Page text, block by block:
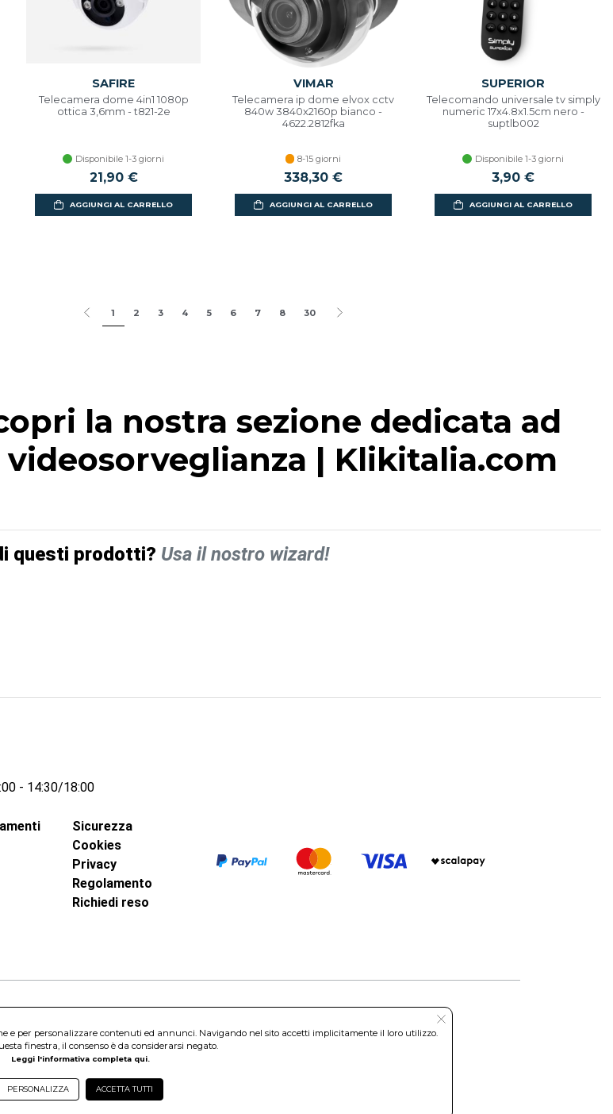
SAFIRE
Telecamera dome 4in1 1080p
ottica 3,6mm - t821-2e
Disponibile 1-3 giorni
21,90 €
AGGIUNGI AL CARRELLO
VIMAR
Telecamera ip dome elvox cctv
840w 3840x2160p bianco -
4622.2812fka
8-15 giorni
338,30 €
AGGIUNGI AL CARRELLO
SUPERIOR
Telecomando universale tv simply
numeric 17x4.8x1.5cm nero -
suptlb002
Disponibile 1-3 giorni
3,90 €
AGGIUNGI AL CARRELLO
1 2 3 4 5 6 7 8 30
la nostra sezione dedicata ad
| Klikitalia.com
questi prodotti? Usa il nostro wizard!
- 14:30/18:00
Sicurezza
Cookies
Privacy
Regolamento
Richiedi reso
Scalo (RM)
Euro i.v. Iscritto al Registro delle Imprese di Roma REA: RM-535144
- Telefono:06.90095358
e per personalizzare contenuti ed annunci. Navigando nel sito accetti implicitamente il loro utilizzo.
finestra, il consenso è da considerarsi negato.
Leggi l'informativa completa qui.
PERSONALIZZA ACCETTA TUTTI